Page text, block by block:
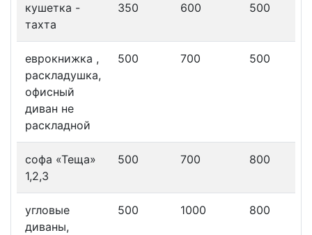
кушетка -
тахта
350 600 500
еврокнижка ,
раскладушка,
офисный
диван не
раскладной
500 700 500
софа «Теща»
1,2,3
500 700 800
угловые
диваны,
500 1000 800